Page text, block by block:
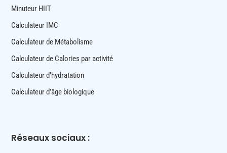
Minuteur HIIT
Calculateur IMC
Calculateur de Métabolisme
Calculateur de Calories par activité
Calculateur d’hydratation
Calculateur d’âge biologique
Réseaux sociaux :